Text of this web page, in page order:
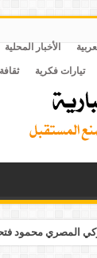
الأخبار المحلية
تيارات فكرية
المصري محمود